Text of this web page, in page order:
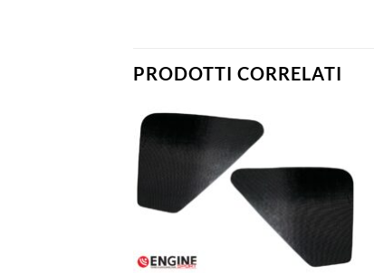
PRODOTTI CORRELATI
alla lista